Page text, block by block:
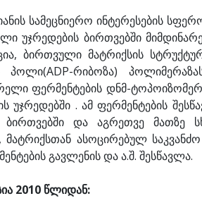
სამეცნიერო ინტერესების
უჯრედების ბირთვებში
ბირთვული მატრიქსის
პოლი(ADP-რიბოზა)
ფერმენტების დნმ-
უჯრედებში . ამ ფერმენტების
ბირთვებში და აგრეთვე მათზე
მატრიქსთან ასოცირებულ
გავლენის და ა.შ. შესწავლა.
2010 წლიდან: